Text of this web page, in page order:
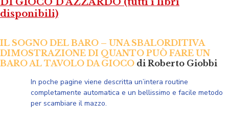
disponibili)
IL SOGNO DEL BARO – UNA SBALORDITIVA
DIMOSTRAZIONE DI QUANTO PUÒ FARE UN
BARO AL TAVOLO DA GIOCO di Roberto Giobbi
In poche pagine viene descritta un’intera routine
completamente automatica e un bellissimo e facile metodo
per scambiare il mazzo.